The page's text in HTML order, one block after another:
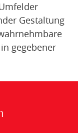
Gestaltung
gegebener